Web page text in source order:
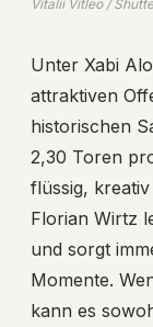
Vitalii Vitleo /
Unter Xabi
attraktiven
historischen
2,30 Toren
flüssig,
Florian Wirtz
und sorgt
Momente.
kann es